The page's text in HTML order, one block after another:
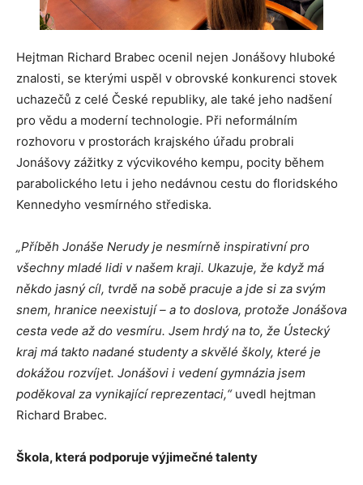
Hejtman Richard Brabec ocenil nejen Jonášovy hluboké
znalosti, se kterými uspěl v obrovské konkurenci stovek
uchazečů z celé České republiky, ale také jeho nadšení
pro vědu a moderní technologie. Při neformálním
rozhovoru v prostorách krajského úřadu probrali
Jonášovy zážitky z výcvikového kempu, pocity během
parabolického letu i jeho nedávnou cestu do floridského
Kennedyho vesmírného střediska.
„Příběh Jonáše Nerudy je nesmírně inspirativní pro
všechny mladé lidi v našem kraji. Ukazuje, že když má
někdo jasný cíl, tvrdě na sobě pracuje a jde si za svým
snem, hranice neexistují – a to doslova, protože Jonášova
cesta vede až do vesmíru. Jsem hrdý na to, že Ústecký
kraj má takto nadané studenty a skvělé školy, které je
dokážou rozvíjet. Jonášovi i vedení gymnázia jsem
poděkoval za vynikající reprezentaci,“uvedl hejtman
Richard Brabec.
Škola, která podporuje výjimečné talenty